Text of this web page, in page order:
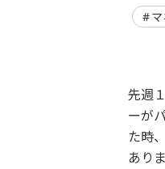
先週
ーが
た時
あり